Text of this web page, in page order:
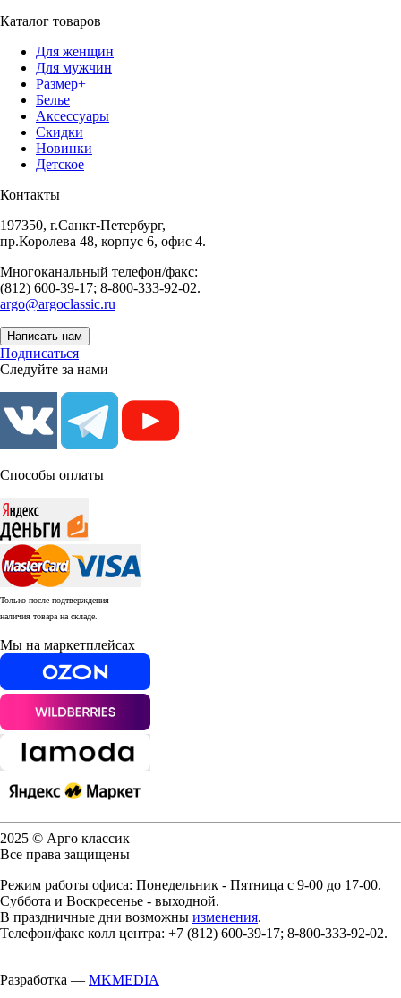
Каталог товаров
Для женщин
Для мужчин
Размер+
Белье
Аксессуары
Скидки
Новинки
Детское
Контакты
197350, г.Санкт-Петербург,
пр.Королева 48, корпус 6, офис 4.
Многоканальный телефон/факс:
(812) 600-39-17; 8-800-333-92-02.
argo@argoclassic.ru
Написать нам
Подписаться
Следуйте за нами
Способы оплаты
Только после подтверждения
наличия товара на складе.
Мы на маркетплейсах
2025 © Арго классик
Все права защищены
Режим работы офиса: Понедельник - Пятница с 9-00 до 17-00.
Суббота и Воскресенье - выходной.
В праздничные дни возможны изменения.
Телефон/факс колл центра: +7 (812) 600-39-17; 8-800-333-92-02.
Разработка — MKMEDIA